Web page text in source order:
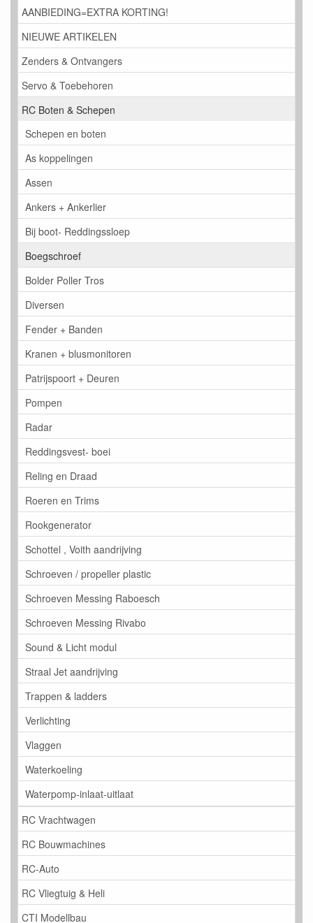
AANBIEDING=EXTRA KORTING!
NIEUWE ARTIKELEN
Zenders & Ontvangers
Servo & Toebehoren
RC Boten & Schepen
Schepen en boten
As koppelingen
Assen
Ankers + Ankerlier
Bij boot- Reddingssloep
Boegschroef
Bolder Poller Tros
Diversen
Fender + Banden
Kranen + blusmonitoren
Patrijspoort + Deuren
Pompen
Radar
Reddingsvest- boei
Reling en Draad
Roeren en Trims
Rookgenerator
Schottel , Voith aandrijving
Schroeven / propeller plastic
Schroeven Messing Raboesch
Schroeven Messing Rivabo
Sound & Licht modul
Straal Jet aandrijving
Trappen & ladders
Verlichting
Vlaggen
Waterkoeling
Waterpomp-inlaat-uitlaat
RC Vrachtwagen
RC Bouwmachines
RC-Auto
RC Vliegtuig & Heli
CTI Modellbau